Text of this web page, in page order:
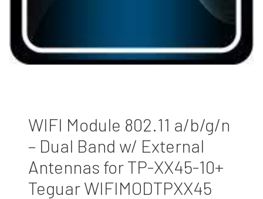
WIFI Module 802.11 a/b/g/n
– Dual Band w/ External
Antennas for TP-XX45-10+
Teguar WIFIMODTPXX45